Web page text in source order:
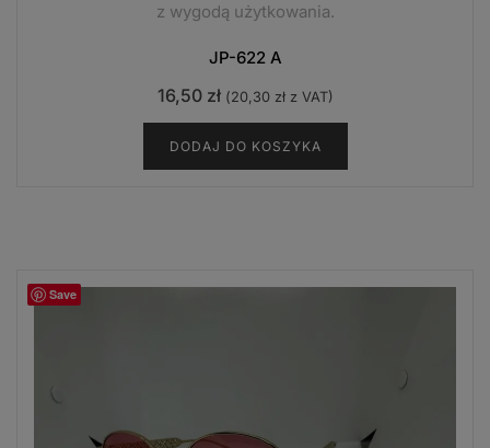
z wygodą użytkowania.
JP-622 A
16,50 zł (20,30 złz VAT)
DODAJ DO KOSZYKA
Save